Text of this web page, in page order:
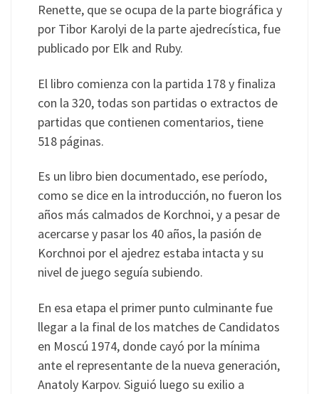
Renette, que se ocupa de la parte biográfica y
por Tibor Karolyi de la parte ajedrecística, fue
publicado por Elk and Ruby.
El libro comienza con la partida 178 y finaliza
con la 320, todas son partidas o extractos de
partidas que contienen comentarios, tiene
518 páginas.
Es un libro bien documentado, ese período,
como se dice en la introducción, no fueron los
años más calmados de Korchnoi, y a pesar de
acercarse y pasar los 40 años, la pasión de
Korchnoi por el ajedrez estaba intacta y su
nivel de juego seguía subiendo.
En esa etapa el primer punto culminante fue
llegar a la final de los matches de Candidatos
en Moscú 1974, donde cayó por la mínima
ante el representante de la nueva generación,
Anatoly Karpov. Siguió luego su exilio a